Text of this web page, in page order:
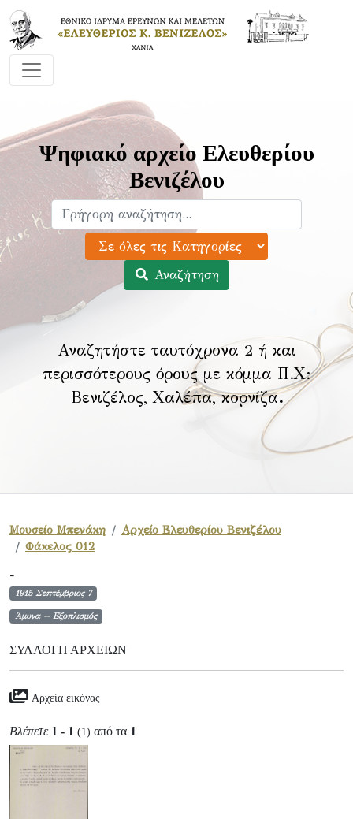
Ψηφιακό αρχείο Ελευθερίου
Βενιζέλου
Αναζήτηση
Αναζητήστε ταυτόχρονα 2 ή και
περισσότερους όρους με κόμμα Π.Χ:
Βενιζέλος, Χαλέπα, κορνίζα.
Μουσείο Μπενάκη
Αρχείο Ελευθερίου Βενιζέλου
Φάκελος 012
-
1915 Σεπτέμβριος 7
Άμυνα -- Εξοπλισμός
ΣΥΛΛΟΓΉ ΑΡΧΕΊΩΝ
Αρχεία εικόνας
Βλέπετε 1 - 1 (1) από τα 1